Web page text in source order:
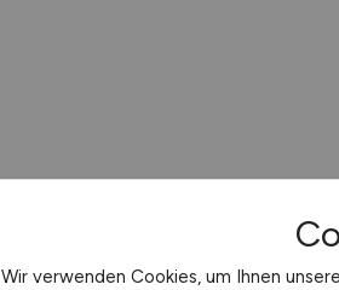
Wir verwenden Cookies, um Ihnen